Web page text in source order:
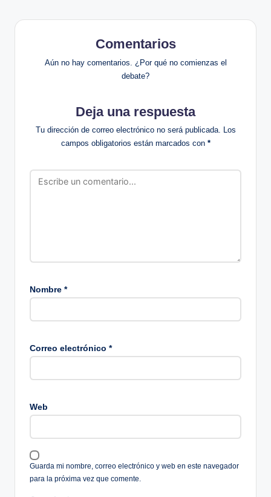
Comentarios
Aún no hay comentarios. ¿Por qué no comienzas el
debate?
Deja una respuesta
Tu dirección de correo electrónico no será publicada. Los
campos obligatorios están marcados con *
Nombre *
Correo electrónico *
Web
Guarda mi nombre, correo electrónico y web en este navegador
para la próxima vez que comente.